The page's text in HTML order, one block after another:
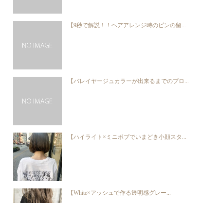
【9秒で解説！！ヘアアレンジ時のピンの留...
【バレイヤージュカラーが出来るまでのプロ...
【ハイライト×ミニボブでいまどき小顔スタ...
【White×アッシュで作る透明感グレー...